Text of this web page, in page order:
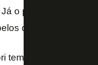
o peruano
dois lados do
tem ainda a